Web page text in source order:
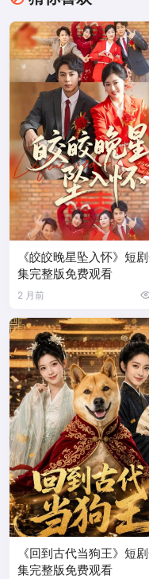
《皎皎晚星坠入怀》短
集完整版免费观看
2 月前
《回到古代当狗王》短
集完整版免费观看